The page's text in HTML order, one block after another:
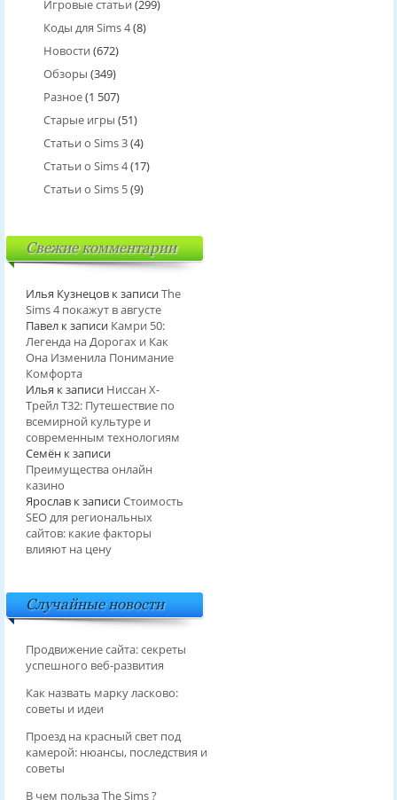
Игровые статьи (299)
Коды для Sims 4(8)
Новости (672)
Обзоры (349)
Разное(1 507)
Старые игры (51)
Статьи о Sims 3(4)
Статьи о Sims 4(17)
Статьи о Sims 5(9)
Свежие комментарии
Илья Кузнецовк записиThe
Sims 4 покажут в августе
Павелк записи Камри 50:
Легенда на Дорогах и Как
Она Изменила Понимание
Комфорта
Илья к записи Ниссан Х-
Трейл T32: Путешествие по
всемирной культуре и
современным технологиям
Семёнк записи
Преимущества онлайн
казино
Ярославк записиСтоимость
SEO для региональных
сайтов: какие факторы
влияют на цену
Случайные новости
Продвижение сайта: секреты
успешного веб-развития
Как назвать марку ласково:
советы и идеи
Проезд на красный свет под
камерой: нюансы, последствия и
советы
В чем польза The Sims ?